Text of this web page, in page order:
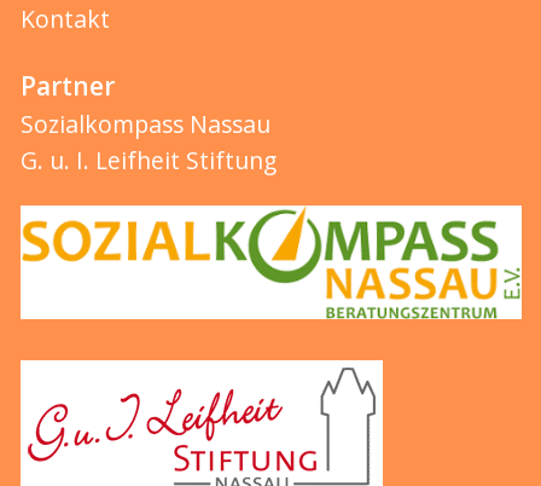
Kontakt
Partner
Sozialkompass Nassau
G. u. I. Leifheit Stiftung